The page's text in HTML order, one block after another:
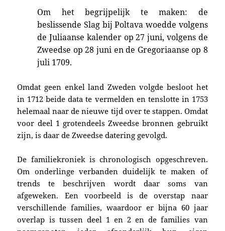
Om het begrijpelijk te maken: de
beslissende Slag bij Poltava woedde volgens
de Juliaanse kalender op 27 juni, volgens de
Zweedse op 28 juni en de Gregoriaanse op 8
juli 1709.
Omdat geen enkel land Zweden volgde besloot het
in 1712 beide data te vermelden en tenslotte in 1753
helemaal naar de nieuwe tijd over te stappen. Omdat
voor deel 1 grotendeels Zweedse bronnen gebruikt
zijn, is daar de Zweedse datering gevolgd.
De familiekroniek is chronologisch opgeschreven.
Om onderlinge verbanden duidelijk te maken of
trends te beschrijven wordt daar soms van
afgeweken. Een voorbeeld is de overstap naar
verschillende families, waardoor er bijna 60 jaar
overlap is tussen deel 1 en 2 en de families van